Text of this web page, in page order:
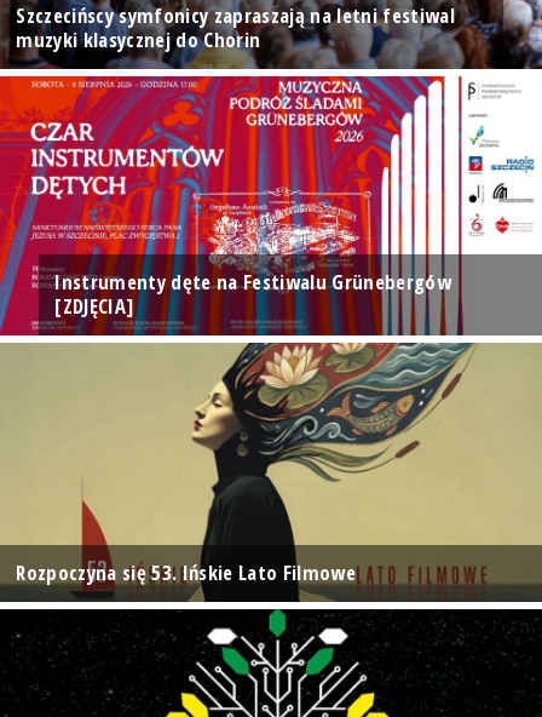
Szczecińscy symfonicy zapraszają na letni festiwal
muzyki klasycznej do Chorin
Instrumenty dęte na Festiwalu Grünebergów
[ZDJĘCIA]
Rozpoczyna się 53. Ińskie Lato Filmowe